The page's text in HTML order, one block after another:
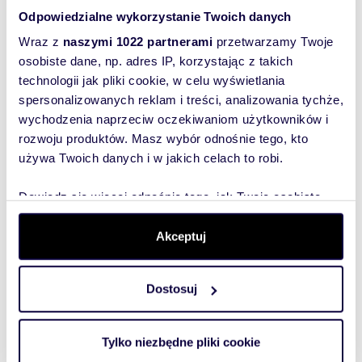
Odpowiedzialne wykorzystanie Twoich danych
Wraz z naszymi 1022 partnerami przetwarzamy Twoje
osobiste dane, np. adres IP, korzystając z takich
technologii jak pliki cookie, w celu wyświetlania
spersonalizowanych reklam i treści, analizowania tychże,
wychodzenia naprzeciw oczekiwaniom użytkowników i
rozwoju produktów. Masz wybór odnośnie tego, kto
używa Twoich danych i w jakich celach to robi.
Dowiedz się więcej odnośnie tego, jak Twoje osobiste
dane są przetwarzane oraz ustaw własne preferencje w
. W Deklaracji plików cookie możesz
zmienić lub wycofać swoją zgodę w dowolnej chwili.
Wykorzystujemy pliki cookie do spersonalizowania treści
i reklam, aby oferować funkcje społecznościowe i
korzystasz z naszej witryny, udostępniamy partnerom
Akceptuj
Dostosuj
Tylko niezbędne pliki cookie
dzięki:
* Cichobieżnym windom,
* zadbanym zielonym dziedzińcom,
* całodobowej ochronie i monitoringowi.
LOKALIZACJA:
Apartament znajduje się przy ul. Janusza
Meissnera, w dzielnicy Ogrody / Jeżyce - jednej
z najbardziej pożądanych części Poznania.
W bezpośrednim otoczeniu znajdują się:
* Jezioro Rusałka,
* liczne restauracje, kawiarnie i sklepy,
* szkoły oraz placówki edukacyjne (m.in. IV LO).
Bliskość Pętli Ogrody zapewnia szybki i
dzielnic Poznania.
Wyślij
wiadomość
To najlepszy
sposób, aby
właściciel
oferty
szybko się z
Tobą
skontaktował!